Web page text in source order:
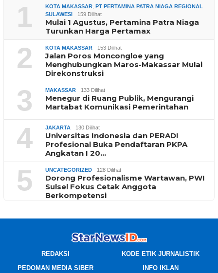
1 KOTA MAKASSAR
PT PERTAMINA PATRA NIAGA REGIONAL
SULAWESI
159 Dilihat
Mulai 1 Agustus, Pertamina Patra Niaga
Turunkan Harga Pertamax
2 KOTA MAKASSAR 153 Dilihat
Jalan Poros Moncongloe yang
Menghubungkan Maros-Makassar Mulai
Direkonstruksi
3 MAKASSAR 133 Dilihat
Menegur di Ruang Publik, Mengurangi
Martabat Komunikasi Pemerintahan
4 JAKARTA 130 Dilihat
Universitas Indonesia dan PERADI
Profesional Buka Pendaftaran PKPA
Angkatan I 20…
5 UNCATEGORIZED 128 Dilihat
Dorong Profesionalisme Wartawan, PWI
Sulsel Fokus Cetak Anggota
Berkompetensi
REDAKSI
KODE ETIK JURNALISTIK
PEDOMAN MEDIA SIBER
INFO IKLAN